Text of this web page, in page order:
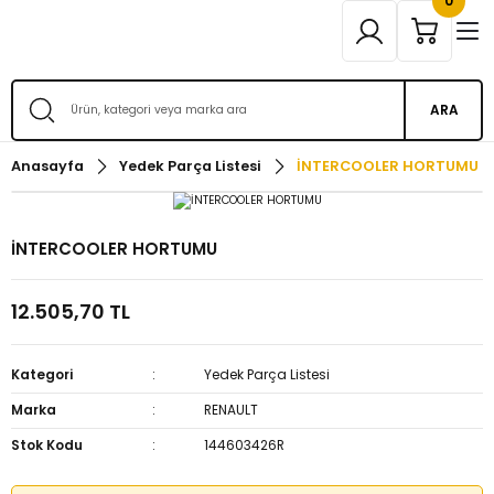
ARA
Anasayfa Yedek Parça Listesi İNTERCOOLER HORTUMU
İNTERCOOLER HORTUMU
12.505,70 TL
Kategori
Yedek Parça Listesi
Marka
RENAULT
Stok Kodu
144603426R